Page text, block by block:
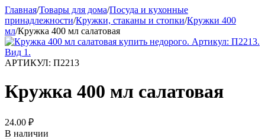
Главная/Товары для дома/Посуда и кухонные
принадлежности/Кружки, стаканы и стопки/Кружки 400
мл/Кружка 400 мл салатовая
АРТИКУЛ: П2213
Кружка 400 мл салатовая
24.00 ₽
В наличии